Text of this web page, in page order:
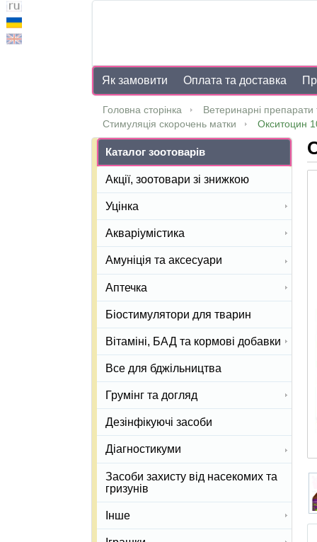
Як замовити Оплата та доставка
Головна сторінка
Ветеринарні препарати
Стимуляція скорочень матки
Окситоцин
Каталог зоотоварів
Акції, зоотовари зі знижкою
Уцінка
Акваріумістика
Амуніція та аксесуари
Аптечка
Біостимулятори для тварин
Вітаміні, БАД та кормові добавки
Все для бджільництва
Грумінг та догляд
Дезінфікуючі засоби
Діагностикуми
Засоби захисту від насекомих та
гризунів
Інше